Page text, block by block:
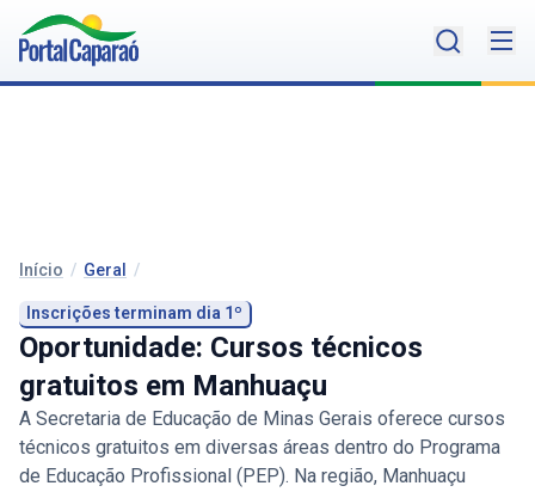
Início / Geral /
Inscrições terminam dia 1º
Oportunidade: Cursos técnicos
gratuitos em Manhuaçu
A Secretaria de Educação de Minas Gerais oferece cursos
técnicos gratuitos em diversas áreas dentro do Programa
de Educação Profissional (PEP). Na região, Manhuaçu